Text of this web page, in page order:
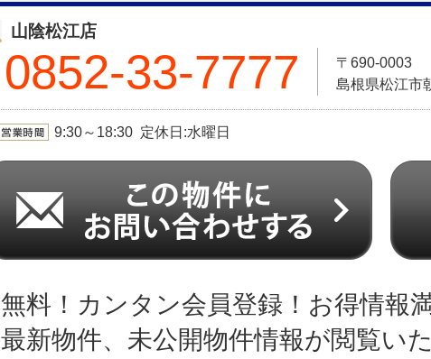
山陰松江店
0852-33-7777
〒690-0003
島根県松江市
9:30～18:30 定休日:水曜日
無料！カンタン会員登録！お得情報
最新物件、未公開物件情報が閲覧い